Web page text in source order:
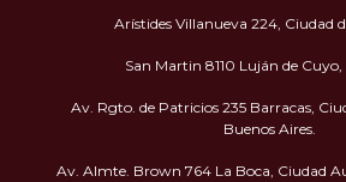
Arístides Villanueva 224, Ciudad
San Martin 8110 Luján de
Av. Rgto. de Patricios 235 Barracas,
Buenos Aires.
Av. Almte. Brown 764 La Boca, Ciudad